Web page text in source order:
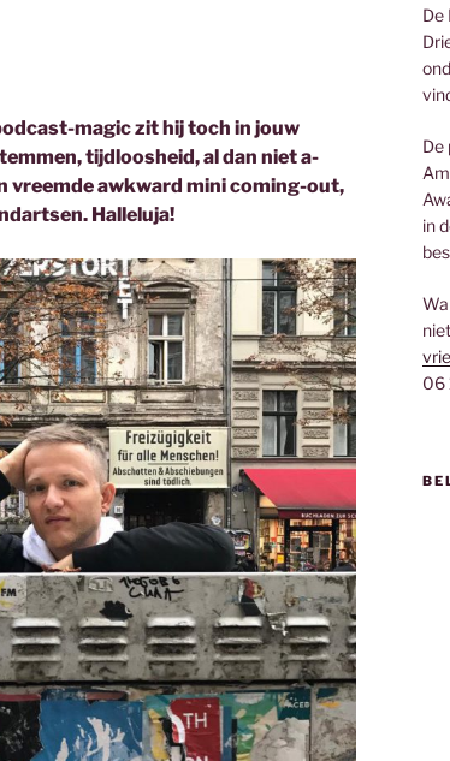
magic zit hij toch in jouw
tijdloosheid, al dan niet a-
vreemde awkward mini coming-out,
Halleluja!
De
De
in
06